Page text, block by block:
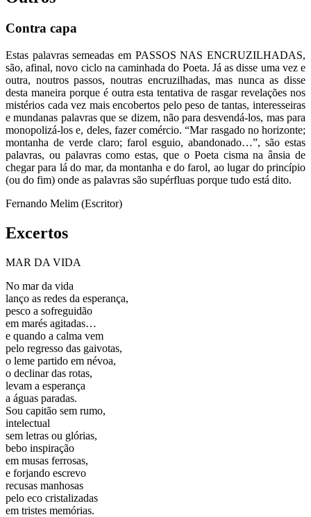
Contra capa
Estas palavras semeadas em PASSOS NAS ENCRUZILHADAS,
são, afinal, novo ciclo na caminhada do Poeta. Já as disse uma vez e
outra, noutros passos, noutras encruzilhadas, mas nunca as disse
desta maneira porque é outra esta tentativa de rasgar revelações nos
mistérios cada vez mais encobertos pelo peso de tantas, interesseiras
e mundanas palavras que se dizem, não para desvendá-los, mas para
monopolizá-los e, deles, fazer comércio. “Mar rasgado no horizonte;
montanha de verde claro; farol esguio, abandonado…”, são estas
palavras, ou palavras como estas, que o Poeta cisma na ânsia de
chegar para lá do mar, da montanha e do farol, ao lugar do princípio
(ou do fim) onde as palavras são supérfluas porque tudo está dito.
Fernando Melim (Escritor)
Excertos
MAR DA VIDA
No mar da vida
lanço as redes da esperança,
pesco a sofreguidão
em marés agitadas…
e quando a calma vem
pelo regresso das gaivotas,
o leme partido em névoa,
o declinar das rotas,
levam a esperança
a águas paradas.
Sou capitão sem rumo,
intelectual
sem letras ou glórias,
bebo inspiração
em musas ferrosas,
e forjando escrevo
recusas manhosas
pelo eco cristalizadas
em tristes memórias.